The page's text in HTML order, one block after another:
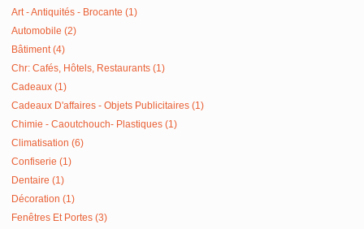
Art - Antiquités - Brocante (1)
Automobile (2)
Bâtiment (4)
Chr: Cafés, Hôtels, Restaurants (1)
Cadeaux (1)
Cadeaux D'affaires - Objets Publicitaires (1)
Chimie - Caoutchouch- Plastiques (1)
Climatisation (6)
Confiserie (1)
Dentaire (1)
Décoration (1)
Fenêtres Et Portes (3)